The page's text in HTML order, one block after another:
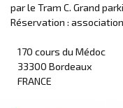
par le Tram C. Grand
Réservation :
170 cours du Médoc
33300 Bordeaux
FRANCE